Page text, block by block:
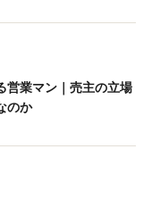
営業マン｜売主の立場
のか